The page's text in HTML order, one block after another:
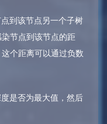
到该节点另一个子树
节点到该节点的距
个距离可以通过负数
是否为最大值，然后